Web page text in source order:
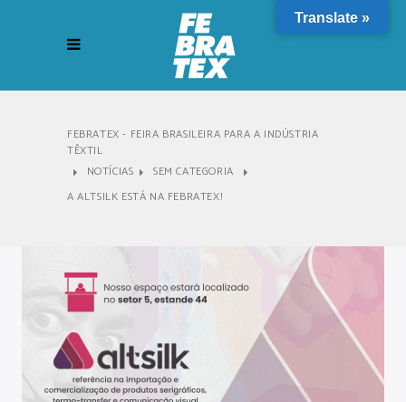
FEBRATEX - FEIRA BRASILEIRA PARA A INDÚSTRIA
TÊXTIL
NOTÍCIAS
SEM CATEGORIA
A ALTSILK ESTÁ NA FEBRATEX!
Translate »